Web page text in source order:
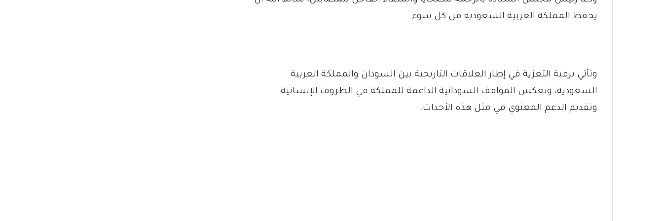
يحفظ المملكة العربية السعودية من كل سوء.
وتأتي برقية التعزية في إطار العلاقات التاريخية بين السودان والمملكة العربية
السعودية، وتعكس المواقف السودانية الداعمة للمملكة في الظروف الإنسانية
وتقديم الدعم المعنوي في مثل هذه الأحداث.